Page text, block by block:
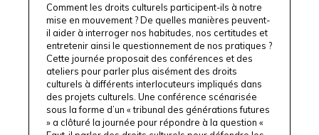
Comment les droits culturels participent-ils à notre
mise en mouvement ? De quelles manières peuvent-
il aider à interroger nos habitudes, nos certitudes et
entretenir ainsi le questionnement de nos pratiques ?
Cette journée proposait des conférences et des
ateliers pour parler plus aisément des droits
culturels à différents interlocuteurs impliqués dans
des projets culturels. Une conférence scénarisée
sous la forme d’un « tribunal des générations futures
» a clôturé la journée pour répondre à la question «